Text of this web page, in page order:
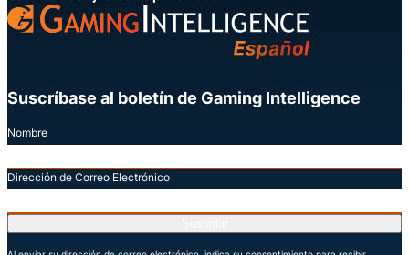
Suscríbase al boletín de Gaming Intelligence
Nombre
Dirección de Correo Electrónico